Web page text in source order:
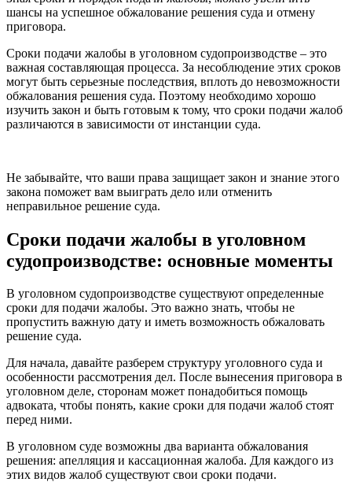
шансы на успешное обжалование решения суда и отмену
приговора.
Сроки подачи жалобы в уголовном судопроизводстве – это
важная составляющая процесса. За несоблюдение этих сроков
могут быть серьезные последствия, вплоть до невозможности
обжалования решения суда. Поэтому необходимо хорошо
изучить закон и быть готовым к тому, что сроки подачи жалоб
различаются в зависимости от инстанции суда.
Не забывайте, что ваши права защищает закон и знание этого
закона поможет вам выиграть дело или отменить
неправильное решение суда.
Сроки подачи жалобы в уголовном
судопроизводстве: основные моменты
В уголовном судопроизводстве существуют определенные
сроки для подачи жалобы. Это важно знать, чтобы не
пропустить важную дату и иметь возможность обжаловать
решение суда.
Для начала, давайте разберем структуру уголовного суда и
особенности рассмотрения дел. После вынесения приговора в
уголовном деле, сторонам может понадобиться помощь
адвоката, чтобы понять, какие сроки для подачи жалоб стоят
перед ними.
В уголовном суде возможны два варианта обжалования
решения: апелляция и кассационная жалоба. Для каждого из
этих видов жалоб существуют свои сроки подачи.